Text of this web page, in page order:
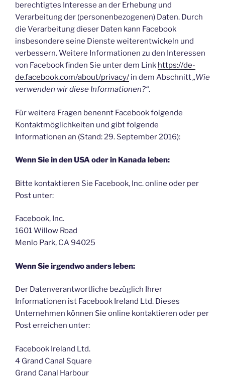
berechtigtes Interesse an der Erhebung und
Verarbeitung der (personenbezogenen) Daten. Durch
die Verarbeitung dieser Daten kann Facebook
insbesondere seine Dienste weiterentwickeln und
verbessern. Weitere Informationen zu den Interessen
von Facebook finden Sie unter dem Link https://de-
de.facebook.com/about/privacy/ in dem Abschnitt„Wie
verwenden wir diese Informationen?“.
Für weitere Fragen benennt Facebook folgende
Kontaktmöglichkeiten und gibt folgende
Informationen an (Stand: 29. September 2016):
Wenn Sie in den USA oder in Kanada leben:
Bitte kontaktieren Sie Facebook, Inc. online oder per
Post unter:
Facebook, Inc.
1601 Willow Road
Menlo Park, CA 94025
Wenn Sie irgendwo anders leben:
Der Datenverantwortliche bezüglich Ihrer
Informationen ist Facebook Ireland Ltd. Dieses
Unternehmen können Sie online kontaktieren oder per
Post erreichen unter:
Facebook Ireland Ltd.
4 Grand Canal Square
Grand Canal Harbour